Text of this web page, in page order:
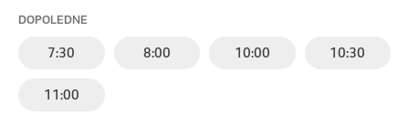
DOPOLEDNE
7:30 8:00 10:00 10:30
11:00